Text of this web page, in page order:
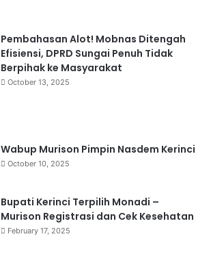
Pembahasan Alot! Mobnas Ditengah
Efisiensi, DPRD Sungai Penuh Tidak
Berpihak ke Masyarakat
October 13, 2025
Wabup Murison Pimpin Nasdem Kerinci
October 10, 2025
Bupati Kerinci Terpilih Monadi –
Murison Registrasi dan Cek Kesehatan
February 17, 2025